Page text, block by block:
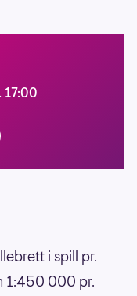
i spill pr.
1:450 000 pr.